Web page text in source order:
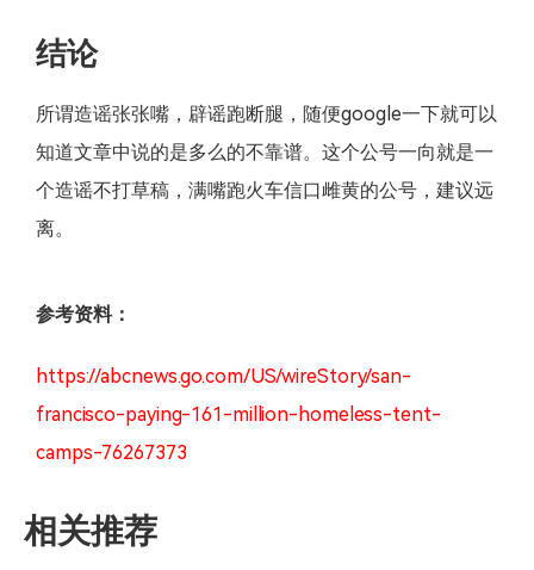
结论
所谓造谣张张嘴，辟谣跑断腿，随便google一下就可以
知道文章中说的是多么的不靠谱。这个公号一向就是一
个造谣不打草稿，满嘴跑火车信口雌黄的公号，建议远
离。
参考资料：
https://abcnews.go.com/US/wireStory/san-
francisco-paying-161-million-homeless-tent-
camps-76267373
相关推荐